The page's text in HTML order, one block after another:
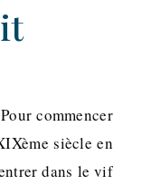
commencer
siècle en
dans le vif